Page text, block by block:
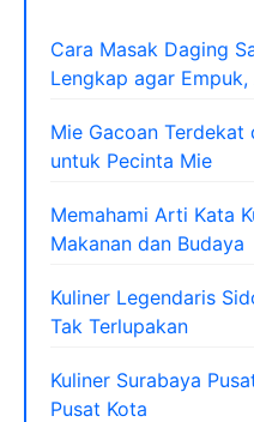
Cara Masak Daging
Lengkap agar
Mie Gacoan Terdekat
untuk Pecinta Mie
Memahami Arti Kata
Makanan dan Budaya
Kuliner Legendaris
Tak Terlupakan
Kuliner Surabaya
Pusat Kota